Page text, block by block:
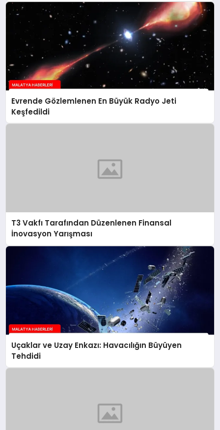
Evrende Gözlemlenen En Büyük Radyo Jeti
Keşfedildi
T3 Vakfı Tarafından Düzenlenen Finansal
İnovasyon Yarışması
Uçaklar ve Uzay Enkazı: Havacılığın Büyüyen
Tehdidi